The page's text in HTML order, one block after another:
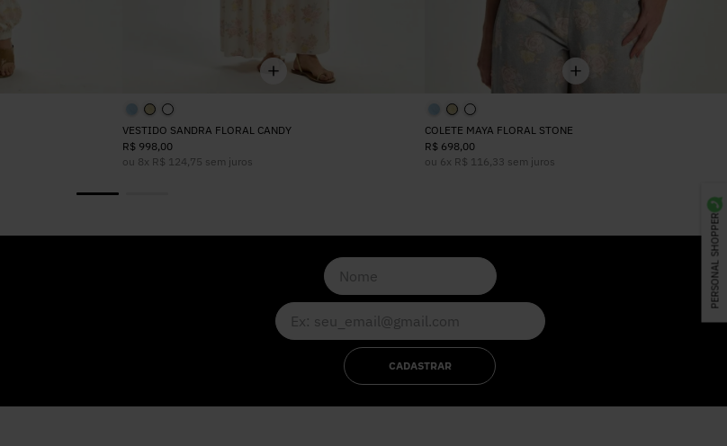
PERSONAL SHOPPER
VESTIDO SANDRA FLORAL CANDY
R$ 998,00
ou 8x R$ 124,75 sem juros
COLETE MAYA FLORAL STONE
R$ 698,00
ou 6x R$ 116, 33 sem juros
CADASTRAR